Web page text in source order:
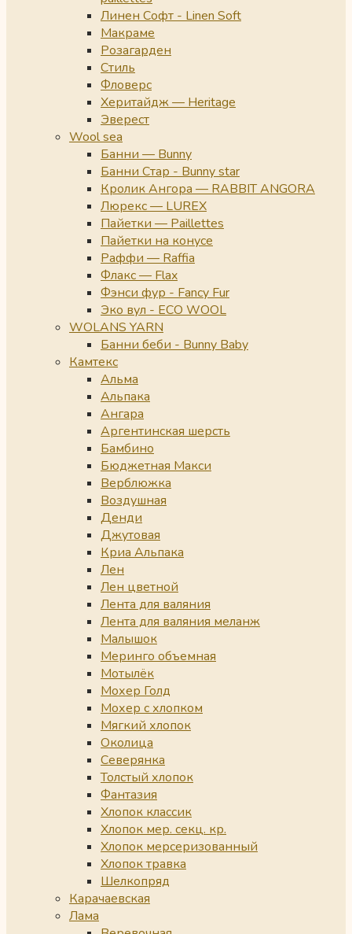
Линен Софт - Linen Soft
Макраме
Розагарден
Стиль
Фловерс
Херитайдж — Heritage
Эверест
Wool sea
Банни — Bunny
Банни Стар - Bunny star
Кролик Ангора — RABBIT ANGORA
Люрекс — LUREX
Пайетки — Paillettes
Пайетки на конусе
Раффи — Raffia
Флакс — Flax
Фэнси фур - Fancy Fur
Эко вул - ECO WOOL
WOLANS YARN
Банни беби - Bunny Baby
Камтекс
Альма
Альпака
Ангара
Аргентинская шерсть
Бамбино
Бюджетная Макси
Верблюжка
Воздушная
Денди
Джутовая
Криа Альпака
Лен
Лен цветной
Лента для валяния
Лента для валяния меланж
Малышок
Меринго объемная
Мотылёк
Мохер Голд
Мохер с хлопком
Мягкий хлопок
Околица
Северянка
Толстый хлопок
Фантазия
Хлопок классик
Хлопок мер. секц. кр.
Хлопок мерсеризованный
Хлопок травка
Шелкопряд
Карачаевская
Лама